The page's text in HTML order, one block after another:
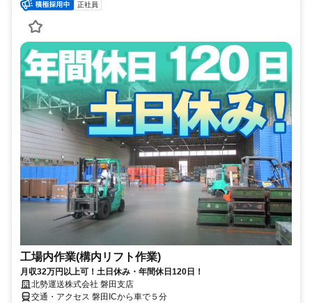
正社員
工場内作業(構内リフト作業)
月収32万円以上可！土日休み・年間休日120日！
北勢運送株式会社 磐田支店
交通・アクセス 磐田ICから車で５分